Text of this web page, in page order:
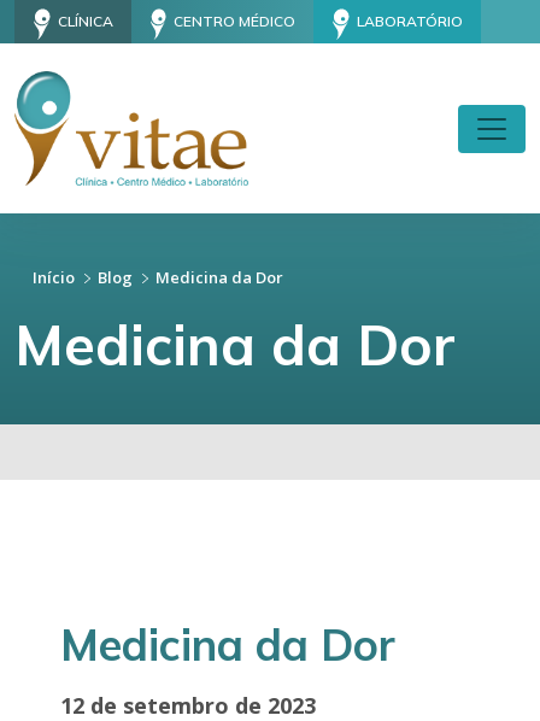
CLÍNICA CENTRO MÉDICO LABORATÓRIO
Início Blog Medicina da Dor
Medicina da Dor
Medicina da Dor
12 de setembro de 2023